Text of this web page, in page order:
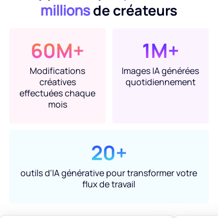
millionsde créateurs
60M+
Modifications
créatives
effectuées chaque
mois
1M+
Images IA générées
quotidiennement
20+
outils d'IA générative pour transformer votre
flux de travail